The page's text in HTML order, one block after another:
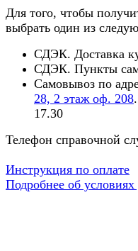
Для того, чтобы
выбрать один из
СДЭК. Доставка
СДЭК. Пункты
Самовывоз по
28, 2 этаж оф. 208
17.30
Телефон справочной
Инструкция по оплате
Подробнее об условиях